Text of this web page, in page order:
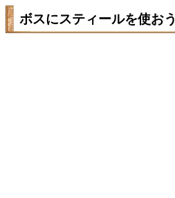
ボスにスティールを使おう